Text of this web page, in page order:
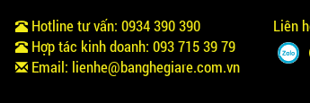
Hotline tư vấn: 0934 390 390
Hợp tác kinh doanh: 093 715 39 79
Email: lienhe@banghegiare.com.vn
Liên